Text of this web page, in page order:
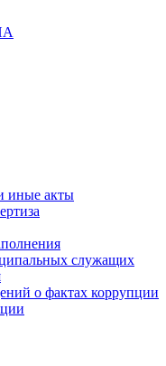
иные акты
служащих
о фактах коррупции